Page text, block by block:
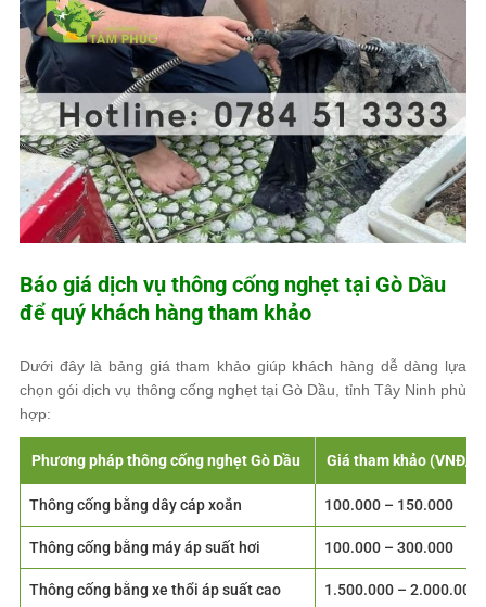
Báo giá dịch vụ thông cống nghẹt tại Gò Dầu
để quý khách hàng tham khảo
Dưới đây là bảng giá tham khảo giúp khách hàng dễ dàng lựa
chọn gói dịch vụ thông cống nghẹt tại Gò Dầu, tỉnh Tây Ninh phù
hợp:
Phương pháp thông cống nghẹt Gò Dầu Giá tham khảo (VNĐ/
Thông cống bằng dây cáp xoắn 100.000 – 150.000
Thông cống bằng máy áp suất hơi 100.000 – 300.000
Thông cống bằng xe thổi áp suất cao 1.500.000 – 2.000.000